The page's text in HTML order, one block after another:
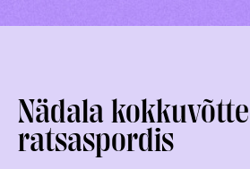
Võistlussarjad
Edetabelid
Nädala
ratsaspordis